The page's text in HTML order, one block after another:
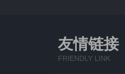
友情链接
FRIENDLY LINK